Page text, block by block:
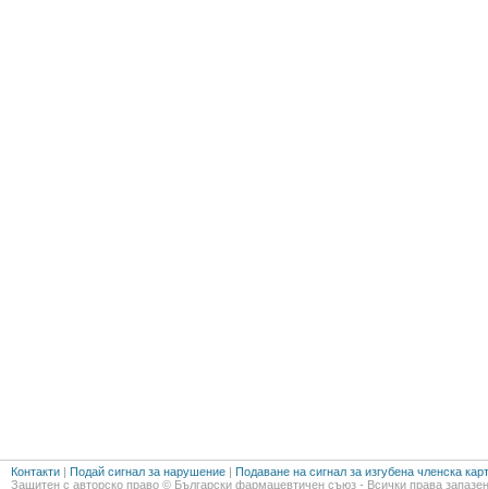
Контакти | Подай сигнал за нарушение | Подаване на сигнал за изгубена членска
Защитен с авторско право © Български фармацевтичен съюз - Всички права